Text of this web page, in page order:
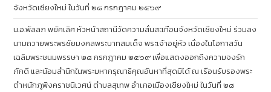
จังหวัดเชียงใหม่ ในวันที่ ๒๘ กรกฎาคม ๒๕๖๙
น.อ.พัลลภ พยัคเลิศ หัวหน้าสถานีวัดความสั่นสะเทือนจังหวัดเชียงใหม่ ร่วมลง
นามถวายพระพรชัยมงคลพระบาทสมเด็จ พระเจ้าอยู่หัว เนื่องในโอกาสวัน
เฉลิมพระชนมพรรษา ๒๘ กรกฎาคม ๒๕๖๙ เพื่อแสดงออกถึงความจงรัก
ภักดี และน้อมสำนึกในพระมหากรุณาธิคุณอันหาที่สุดมิได้ ณ เรือนรับรองพระ
ตำหนักภูพิงคราชนิเวศน์ ตำบลสุเทพ อำเภอเมืองเชียงใหม่ ในวันที่ ๒๘